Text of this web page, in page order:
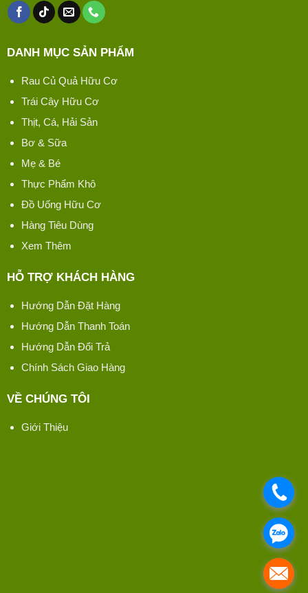
DANH MỤC SẢN PHẨM
Rau Củ Quả Hữu Cơ
Trái Cây Hữu Cơ
Thịt, Cá, Hải Sản
Bơ & Sữa
Mẹ & Bé
Thực Phẩm Khô
Đồ Uống Hữu Cơ
Hàng Tiêu Dùng
Xem Thêm
HỖ TRỢ KHÁCH HÀNG
Hướng Dẫn Đặt Hàng
Hướng Dẫn Thanh Toán
Hướng Dẫn Đổi Trả
Chính Sách Giao Hàng
VỀ CHÚNG TÔI
Giới Thiệu
.
.
.